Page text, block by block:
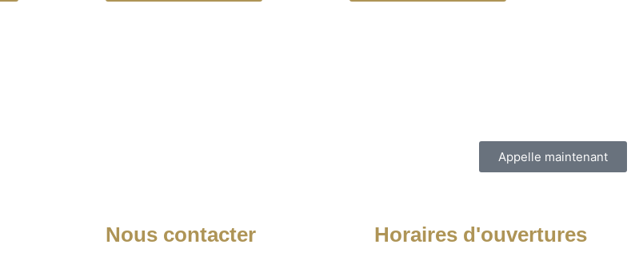
Appelle maintenant
Nous contacter Horaires d'ouvertures